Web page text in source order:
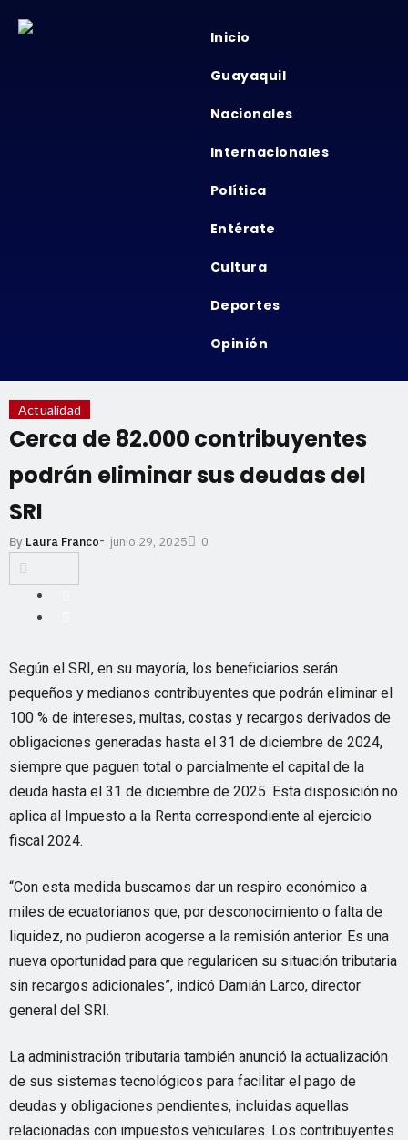
Inicio
Guayaquil
Nacionales
Internacionales
Política
Entérate
Cultura
Deportes
Opinión
Actualidad
Cerca de 82.000 contribuyentes
podrán eliminar sus deudas del
SRI
By Laura Franco- junio 29, 2025 0
Según el SRI, en su mayoría, los beneficiarios serán
pequeños y medianos contribuyentes que podrán eliminar el
100 % de intereses, multas, costas y recargos derivados de
obligaciones generadas hasta el 31 de diciembre de 2024,
siempre que paguen total o parcialmente el capital de la
deuda hasta el 31 de diciembre de 2025. Esta disposición no
aplica al Impuesto a la Renta correspondiente al ejercicio
fiscal 2024.
“Con esta medida buscamos dar un respiro económico a
miles de ecuatorianos que, por desconocimiento o falta de
liquidez, no pudieron acogerse a la remisión anterior. Es una
nueva oportunidad para que regularicen su situación tributaria
sin recargos adicionales”, indicó Damián Larco, director
general del SRI.
La administración tributaria también anunció la actualización
de sus sistemas tecnológicos para facilitar el pago de
deudas y obligaciones pendientes, incluidas aquellas
relacionadas con impuestos vehiculares. Los contribuyentes